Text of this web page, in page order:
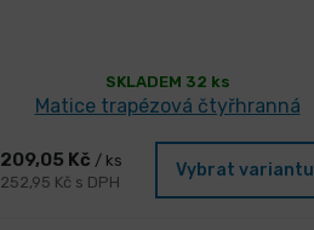
SKLADEM 32 ks
Matice trapézová čtyřhranná
209,05 Kč / ks
252,95 Kč s DPH
Vybrat variantu